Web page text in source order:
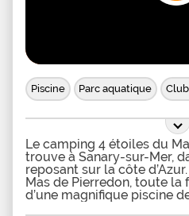
Piscine Parc aquatique
Le camping 4 étoiles du
trouve à Sanary-sur-Mer,
reposant sur la côte
Mas de Pierredon, toute
d’une magnifique piscine